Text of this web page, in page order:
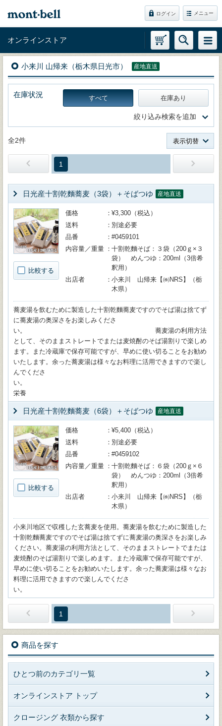
ログイン メニュー
オンラインストア
小来川 山帰来（栃木県日光市） 産地直送
在庫状況 すべて 在庫あり
絞り込み検索を追加
全2件 表示切替
1
日光産十割乾麵蕎麦（3袋）＋そばつゆ 産地直送
比較する
価格
¥3,300（税込）
送料
別途必要
品番
#0459101
内容量／重量
十割乾麵そば：３袋（200ｇ×３
袋） めんつゆ：200ml（3倍希
釈用）
出店者
小来川 山帰来【㈱NRS】（栃
木県）
蕎麦湯を飲むために製造した十割乾麵蕎麦ですのでそば湯は捨てず
に蕎麦湯の奥深さをお楽しみくださ
い。 蕎麦湯の利用方法
として、そのままストレートでまたは麦焼酎のそば湯割りで楽しめ
ます。また冷蔵庫で保存可能ですが、早めに使い切ることをお勧め
いたします。余った蕎麦湯は様々なお料理に活用できますので楽し
んでくださ
い
栄養
日光産十割乾麵蕎麦（6袋）＋そばつゆ 産地直送
比較する
価格
¥5,400（税込）
送料
別途必要
品番
#0459102
内容量／重量
十割乾麵そば：６袋（200ｇ×６
袋） めんつゆ：200ml（3倍希
釈用）
出店者
小来川 山帰来【㈱NRS】（栃
木県）
小来川地区で収穫した玄蕎麦を使用。蕎麦湯を飲むために製造した
十割乾麵蕎麦ですのでそば湯は捨てずに蕎麦湯の奥深さをお楽しみ
ください。蕎麦湯の利用方法として、そのままストレートでまたは
麦焼酎のそば湯割りで楽しめます。また冷蔵庫で保存可能ですが、
早めに使い切ることをお勧めいたします。余った蕎麦湯は様々なお
料理に活用できますので楽しんでくださ
い
1
商品を探す
ひとつ前のカテゴリ一覧
オンラインストア トップ
クロージング 衣類から探す